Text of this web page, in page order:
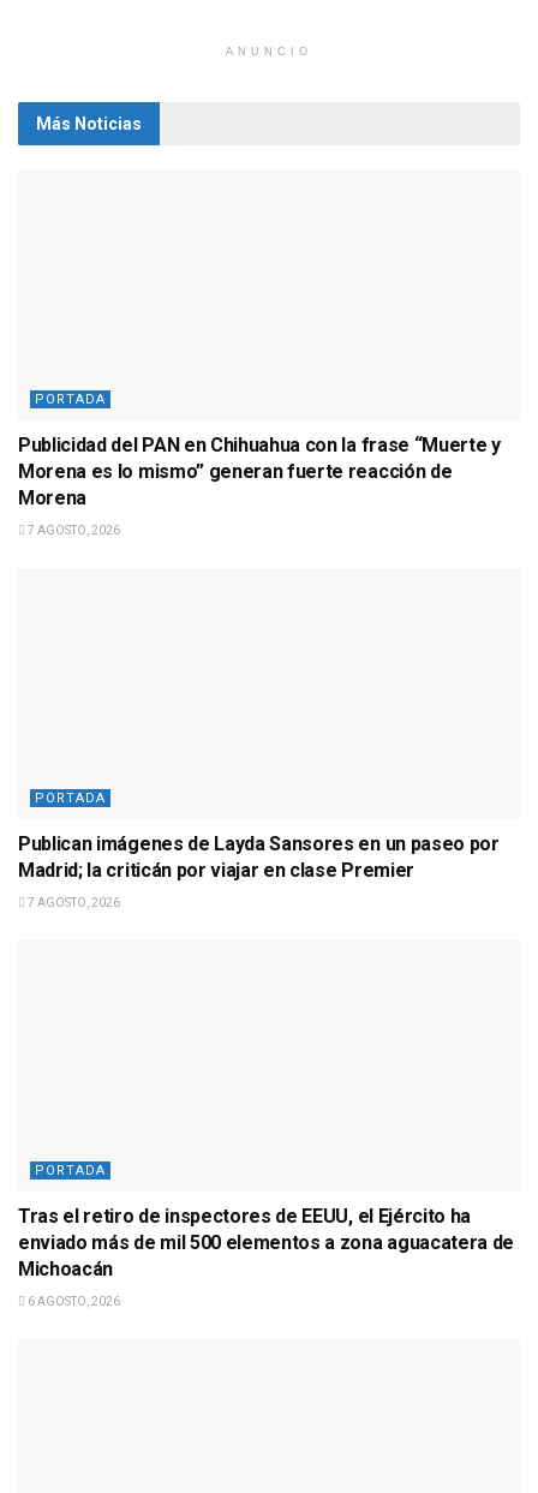
ANUNCIO
Más Noticias
PORTADA
Publicidad del PAN en Chihuahua con la frase “Muerte y
Morena es lo mismo” generan fuerte reacción de
Morena
7 AGOSTO, 2026
PORTADA
Publican imágenes de Layda Sansores en un paseo por
Madrid; la criticán por viajar en clase Premier
7 AGOSTO, 2026
PORTADA
Tras el retiro de inspectores de EEUU, el Ejército ha
enviado más de mil 500 elementos a zona aguacatera de
Michoacán
6 AGOSTO, 2026